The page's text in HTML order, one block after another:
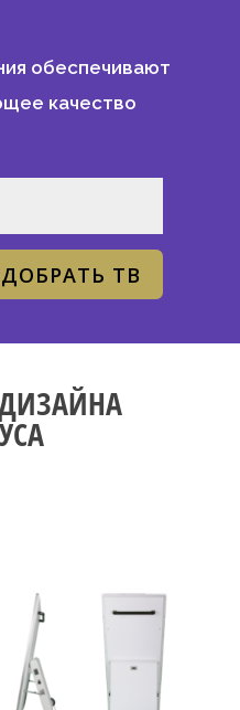
обеспечивают
качество
ТВ